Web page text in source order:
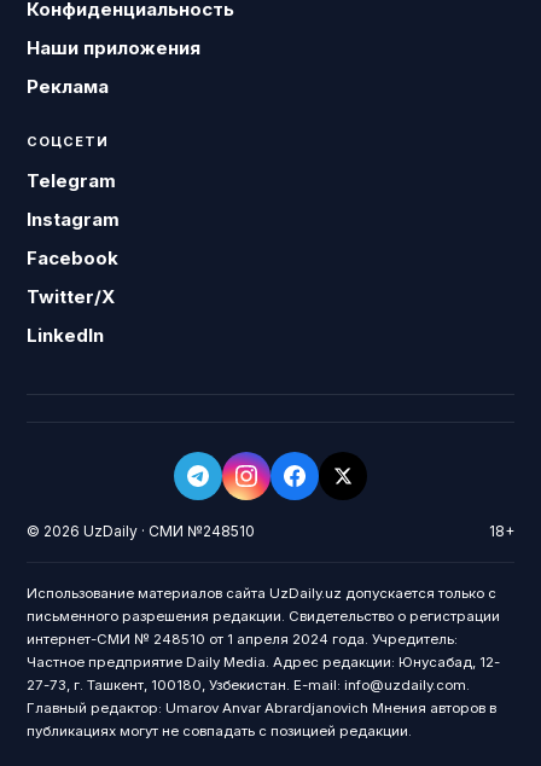
Конфиденциальность
Наши приложения
Реклама
СОЦСЕТИ
Telegram
Instagram
Facebook
Twitter/X
LinkedIn
© 2026 UzDaily · СМИ №248510 18+
Использование материалов сайта UzDaily.uz допускается только с
письменного разрешения редакции. Свидетельство о регистрации
интернет-СМИ № 248510 от 1 апреля 2024 года. Учредитель:
Частное предприятие Daily Media. Адрес редакции: Юнусабад, 12-
27-73, г. Ташкент, 100180, Узбекистан. E-mail: info@uzdaily.com.
Главный редактор: Umarov Anvar Abrardjanovich Мнения авторов в
публикациях могут не совпадать с позицией редакции.